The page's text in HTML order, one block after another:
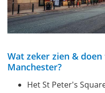
Wat zeker zien &
Manchester?
Het St Peter's